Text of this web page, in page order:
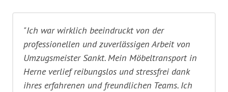
"Ich war wirklich beeindruckt von der
professionellen und zuverlässigen Arbeit von
Umzugsmeister Sankt. Mein Möbeltransport in
Herne verlief reibungslos und stressfrei dank
ihres erfahrenen und freundlichen Teams. Ich